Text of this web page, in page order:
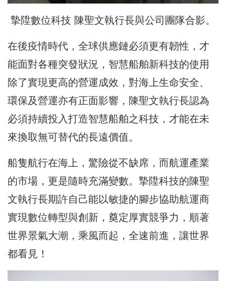
摯陞數位科技 陳聖文執行長與公司團隊合影。
在後疫情時代，全球供應鏈必須更有韌性，才
能面對各種突發狀況，智慧船舶新科技的使用
除了實現更高的營運成效，對海上生命安全、
環保及營運亦有正面影響，陳聖文執行長認為
必須持續投入打造智慧船舶之科技，才能在未
來換取無可替代的長遠價值。
船隻航行在海上，驚險從不缺席，而航運產業
的市場，更是隨時充滿變數。摯陞科技的陳聖
文執行長期許自己能以敏捷的腳步協助航運商
實現數位轉型與創新，奠定厚實競爭力，順著
世界景氣大潮，乘風而起，全速前進，讓世界
都看見！